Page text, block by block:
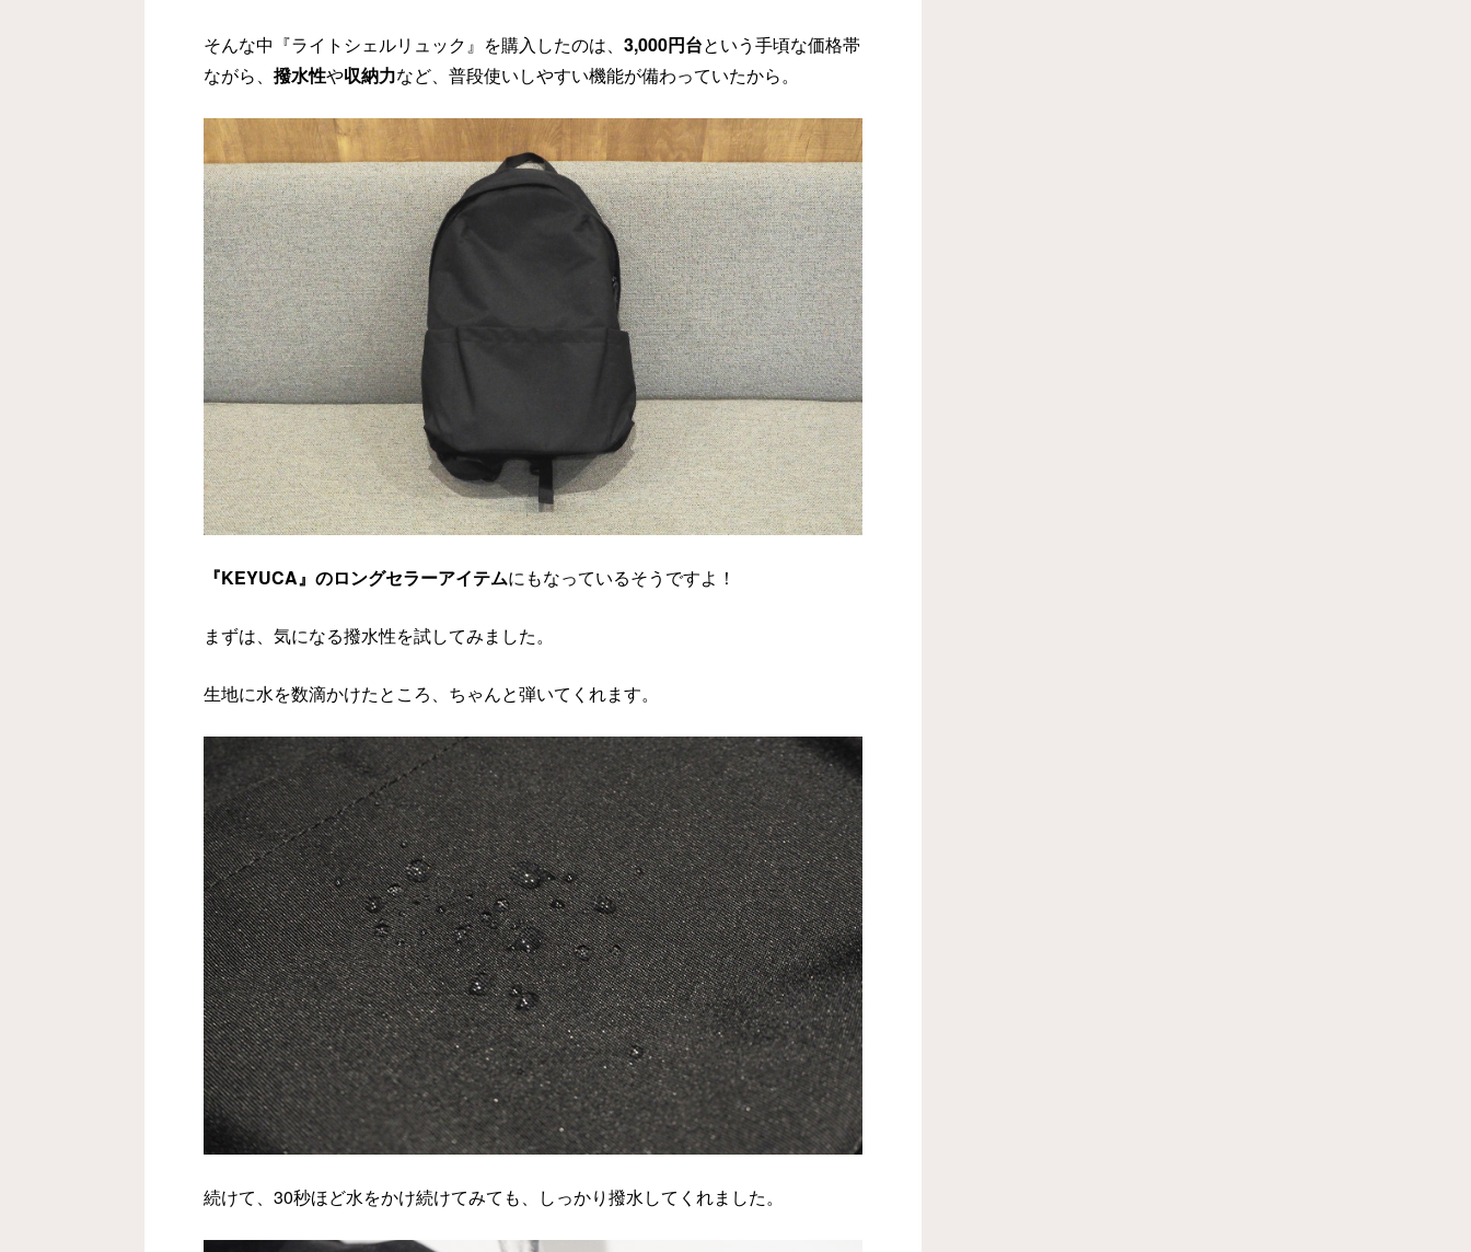
そんな中『ライトシェルリュック』を購入したのは、 3,000円台という手頃な価格帯
ながら、 撥水性や収納力など、普段使いしやすい機能が備わっていたから。
『KEYUCA』のロングセラーアイテムにもなっているそうですよ！
まずは、気になる撥水性を試してみました。
生地に水を数滴かけたところ、ちゃんと弾いてくれます。
続けて、30秒ほど水をかけ続けてみても、しっかり撥水してくれました。